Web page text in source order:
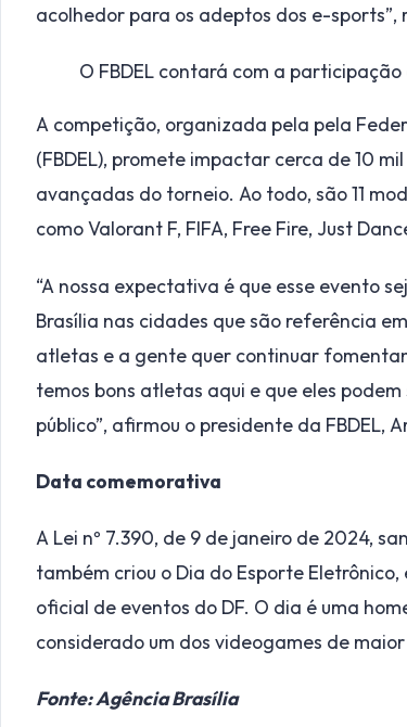
acolhedor para os adeptos dos e-sports”,
O FBDEL contará com a
A competição, organizada pela pela
(FBDEL), promete impactar cerca de 10
avançadas do torneio. Ao todo, são 11
como Valorant F, FIFA, Free Fire, Just
“A nossa expectativa é que esse evento
Brasília nas cidades que são referência
atletas e a gente quer continuar
temos bons atletas aqui e que eles
público”, afirmou o presidente da FBDEL,
Data comemorativa
A Lei nº 7.390, de 9 de janeiro de 2024,
também criou o Dia do Esporte
oficial de eventos do DF. O dia é uma
considerado um dos videogames de
Fonte: Agência Brasília